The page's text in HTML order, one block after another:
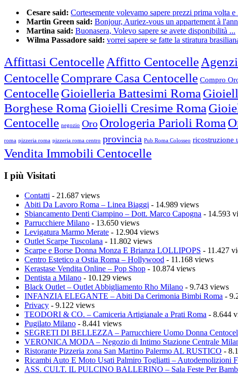
Cesare said: Cortesemente volevamo sapere prezzi prima volta e
Martin Green said: Bonjour, Auriez-vous un appartement à
Martina said: Buonasera, Volevo sapere se avete disponibilità ...
Wilma Passadore said: vorrei sapere se fatte la stiratura
Affittasi Centocelle Affitto Centocelle
CentocelleComprare Casa Centocelle Compro
CentocelleGioielleria Battesimi Roma
Borghese Roma Gioielli Cresime Roma
Centocelle negozio Oro Orologeria Parioli Roma
roma pizzeria roma pizzeria roma centro provincia Pub Roma Colosseo ricostruzione
Vendita Immobili Centocelle
I più Visitati
Contatti - 21.687 views
Abiti Da Lavoro Roma – Linea Biaggi - 14.989 views
Sbiancamento Denti Ciampino – Dott. Marco Capogna - 14.593
Parrucchiere Milano - 13.650 views
Levigatura Marmo Merate - 12.904 views
Outlet Scarpe Tuscolana - 11.802 views
Scarpe e Borse Donna Monza E Brianza LOLLIPOPS - 11.427
Centro Estetico a Ostia Roma – Hollywood - 11.168 views
Kerastase Vendita Online – Pop Shop - 10.874 views
Dentista a Milano - 10.129 views
Black Outlet – Outlet Abbigliamento Rho Milano - 9.743 views
INFANZIA ELEGANTE – Abiti Da Cerimonia Bimbi Roma -
Privacy - 9.122 views
TEODORI & CO. – Camiceria Artigianale a Prati Roma - 8.644
Pugilato Milano - 8.441 views
SEGRETI DI BELLEZZA – Parrucchiere Uomo Donna
VERONICA MODA – Negozio di Intimo Stazione Centrale
Ristorante Pizzeria zona San Martino Palermo AL RUSTICO -
Ricambi Auto E Moto Usati Palmiro Togliatti – Autodemolizioni
ASS. CULT. IL PULCINO BALLERINO – Sala Feste Per